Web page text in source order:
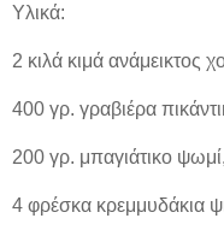
Υλικά:
2 κιλά κιμά ανάμεικτος
400 γρ. γραβιέρα
200 γρ. μπαγιάτικο
4 φρέσκα κρεμμυδάκια